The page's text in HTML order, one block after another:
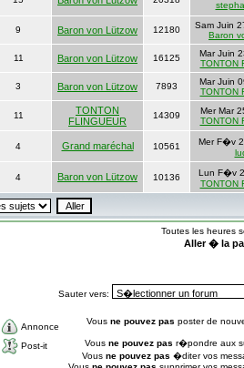
9 Baron von Lützow 12180
Sam Juin
Baron
11 Baron von Lützow 16125
Mar Juin
TONTON
3 Baron von Lützow 7893
Mar Juin
TONTON
11
TONTON
FLINGUEUR
14309
Mer Mar
TONTON
4 Grand maréchal 10561
Mer F�v
4 Baron von Lützow 10136
Lun F�v
TONTON
Toutes les heures
Aller � la
Sauter vers:
Annonce
Post-it
Vous ne pouvez pas poster de
Vous ne pouvez pas r�pondre aux
Vous ne pouvez pas �diter vos